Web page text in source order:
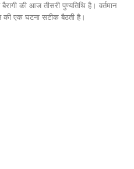
हुए दो अलग-अलग विमान हादसों में कुल 25